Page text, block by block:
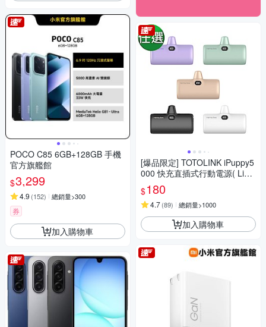
POCO C85 6GB+128GB 手機
官方旗艦館
$3,299
4.9 (152) 總銷量>300
券
加入購物車
[爆品限定] TOTOLINK iPuppy5
000 快充直插式行動電源( Light
ning/Type-C )
$180
4.7(89) 總銷量>1000
加入購物車